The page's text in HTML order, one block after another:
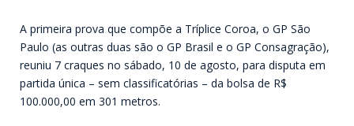
A primeira prova que compõe a Tríplice Coroa, o GP São
Paulo (as outras duas são o GP Brasil e o GP Consagração),
reuniu 7 craques no sábado, 10 de agosto, para disputa em
partida única – sem classificatórias – da bolsa de R$
100.000,00 em 301 metros.